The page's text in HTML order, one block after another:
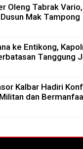
Oleng Tabrak
Mak Tampong
ke Entikong,
Tanggung
Kalbar Hadiri
dan